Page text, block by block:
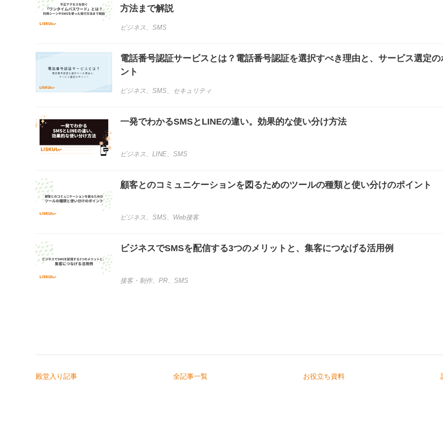
方法まで解説
ビジネス 、 SMS
電話番号認証サービスとは？電話番号認証を選択すべき理由と、サービス選定の
ント
ビジネス 、 SMS、 セキュリティ
一発でわかるSMSとLINEの違い。効果的な使い分け方法
ビジネス 、 LINE、 SMS
顧客とのコミュニケーションを図るためのツールの種類と使い分けのポイント
ビジネス 、 SMS、 Web接客
ビジネスでSMSを配信する3つのメリットと、集客につなげる活用例
接客・制作、 PR、 SMS
殿堂入り記事 全記事一覧 お役立ち資料